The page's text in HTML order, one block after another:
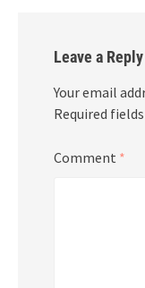
Leave a Reply
Your email
Required
Comment *